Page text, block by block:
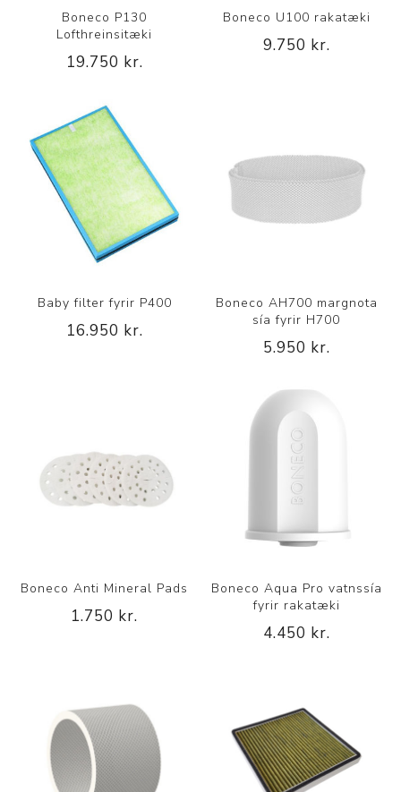
Boneco P130
Lofthreinsitæki
19.750 kr.
Boneco U100 rakatæki
9.750 kr.
Baby filter fyrir P400
16.950 kr.
Boneco AH700 margnota
sía fyrir H700
5.950 kr.
Boneco Anti Mineral Pads
1.750 kr.
Boneco Aqua Pro vatnssía
fyrir rakatæki
4.450 kr.